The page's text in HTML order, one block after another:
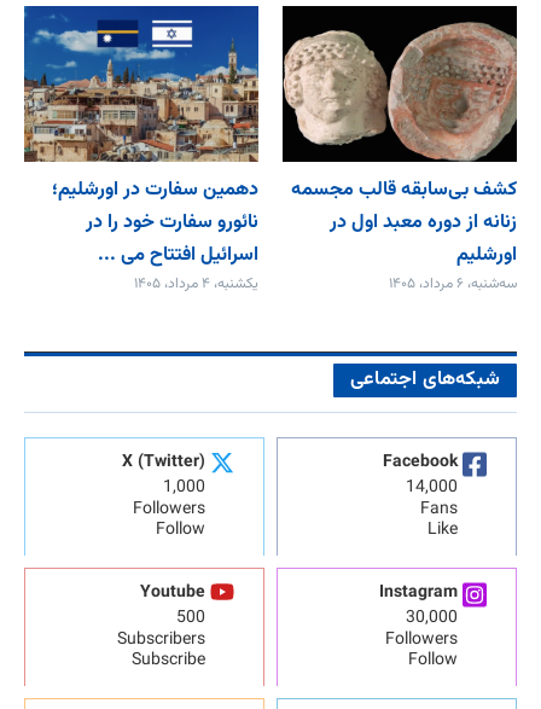
کشف بی‌سابقه قالب مجسمه
زنانه از دوره معبد اول در
اورشلیم
سه‌شنبه، ۶ مرداد، ۱۴۰۵
دهمین سفارت در اورشلیم؛
نائورو سفارت خود را در
اسرائیل افتتاح می‌ ...
یکشنبه، ۴ مرداد، ۱۴۰۵
شبکه‌های اجتماعی
Facebook
14,000
Fans
Like
X (Twitter)
1,000
Followers
Follow
Instagram
30,000
Followers
Follow
Youtube
500
Subscribers
Subscribe